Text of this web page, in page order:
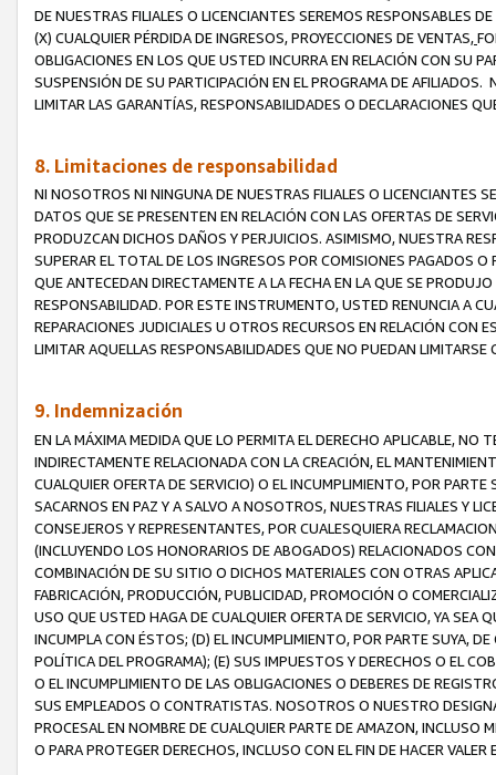
DE NUESTRAS FILIALES O LICENCIANTES SEREMOS RESPONSABLES
(X) CUALQUIER PÉRDIDA DE INGRESOS, PROYECCIONES DE VENTAS,
OBLIGACIONES EN LOS QUE USTED INCURRA EN RELACIÓN CON SU
SUSPENSIÓN DE SU PARTICIPACIÓN EN EL PROGRAMA DE
LIMITAR LAS GARANTÍAS, RESPONSABILIDADES O DECLARACIONES
8. Limitaciones de responsabilidad
NI NOSOTROS NI NINGUNA DE NUESTRAS FILIALES O LICENCIANTES
DATOS QUE SE PRESENTEN EN RELACIÓN CON LAS OFERTAS DE
PRODUZCAN DICHOS DAÑOS Y PERJUICIOS. ASIMISMO, NUESTRA
SUPERAR EL TOTAL DE LOS INGRESOS POR COMISIONES PAGADOS
QUE ANTECEDAN DIRECTAMENTE A LA FECHA EN LA QUE SE
RESPONSABILIDAD. POR ESTE INSTRUMENTO, USTED RENUNCIA A
REPARACIONES JUDICIALES U OTROS RECURSOS EN RELACIÓN CON
LIMITAR AQUELLAS RESPONSABILIDADES QUE NO PUEDAN LIMITARSE
9. Indemnización
EN LA MÁXIMA MEDIDA QUE LO PERMITA EL DERECHO APLICABLE,
INDIRECTAMENTE RELACIONADA CON LA CREACIÓN, EL
CUALQUIER OFERTA DE SERVICIO) O EL INCUMPLIMIENTO, POR
SACARNOS EN PAZ Y A SALVO A NOSOTROS, NUESTRAS FILIALES Y
CONSEJEROS Y REPRESENTANTES, POR CUALESQUIERA
(INCLUYENDO LOS HONORARIOS DE ABOGADOS) RELACIONADOS
COMBINACIÓN DE SU SITIO O DICHOS MATERIALES CON OTRAS
FABRICACIÓN, PRODUCCIÓN, PUBLICIDAD, PROMOCIÓN O
USO QUE USTED HAGA DE CUALQUIER OFERTA DE SERVICIO, YA SEA
INCUMPLA CON ÉSTOS; (D) EL INCUMPLIMIENTO, POR PARTE SUYA,
POLÍTICA DEL PROGRAMA); (E) SUS IMPUESTOS Y DERECHOS O EL
O EL INCUMPLIMIENTO DE LAS OBLIGACIONES O DEBERES DE
SUS EMPLEADOS O CONTRATISTAS. NOSOTROS O NUESTRO
PROCESAL EN NOMBRE DE CUALQUIER PARTE DE AMAZON, INCLUSO
O PARA PROTEGER DERECHOS, INCLUSO CON EL FIN DE HACER VALER